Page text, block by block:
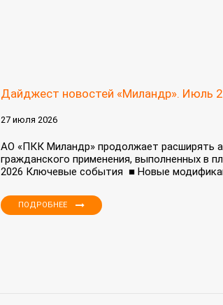
Дайджест новостей «Миландр». Июль
27 июля 2026
АО «ПКК Миландр» продолжает расширять
гражданского применения, выполненных в
2026 Ключевые события ■ Новые
ПОДРОБНЕЕ